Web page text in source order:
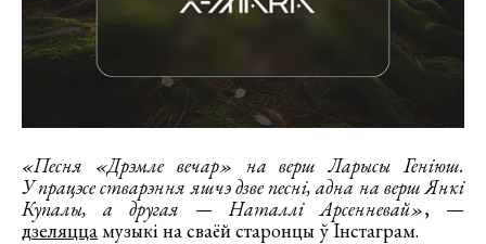
«Песня «Дрэмле вечар» на верш Ларысы Геніюш.
У працэсе стварэння яшчэ дзве песні, адна на верш Янкі
Купалы, а другая — Наталлі Арсенневай», —
дзеляццамузыкі на сваёй старонцы ў Інстаграм.